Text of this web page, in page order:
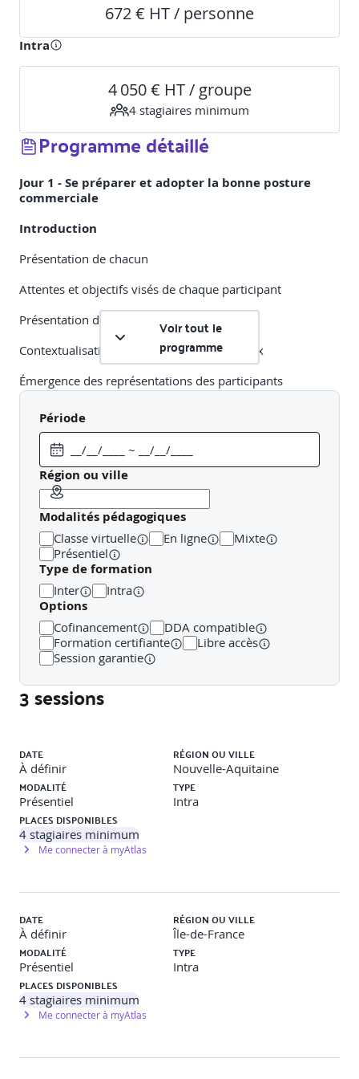
672 € HT / personne
Intra
4 050 € HT / groupe
4 stagiaires minimum
Programme détaillé
Jour 1 - Se préparer et adopter la bonne posture
commerciale
Introduction
Présentation de chacun
Attentes et objectifs visés de chaque participant
Présentation du cadre de la formation
Contextualisation des objectifs et des enjeux
Émergence des représentations des participants
Ajustement du contenu du programme de la formation si
besoin
Préparer son entretien commercial
Connaissance approfondie de l’offre (produits, services,
valeur ajoutée)
Analyse du marché et des tendances
Profilage client et segmentation
Identification des enjeux et attentes du prospect
Adopter une posture commerciale valorisante
L’écoute active et la reformulation
Valoriser l’image de l’entreprise et la sienne
Identifier et lever ses freins personnels
Maîtriser les techniques de communication
Questionnement ouvert et fermé
Synchronisation et adaptation au profil client
Structurer son discours commercial
Voir tout le
programme
Période
Région ou ville
Modalités pédagogiques
Classe virtuelle En ligne
Mixte
Présentiel
Type de formation
Inter Intra
Options
Cofinancement
DDA compatible
Formation certifiante
Libre accès
Session garantie
3 sessions
DATE
À définir
RÉGION OU VILLE
Nouvelle-Aquitaine
MODALITÉ
Présentiel
TYPE
Intra
PLACES DISPONIBLES
4 stagiaires minimum
Me connecter à myAtlas
DATE
À définir
RÉGION OU VILLE
Île-de-France
MODALITÉ
Présentiel
TYPE
Intra
PLACES DISPONIBLES
4 stagiaires minimum
Me connecter à myAtlas